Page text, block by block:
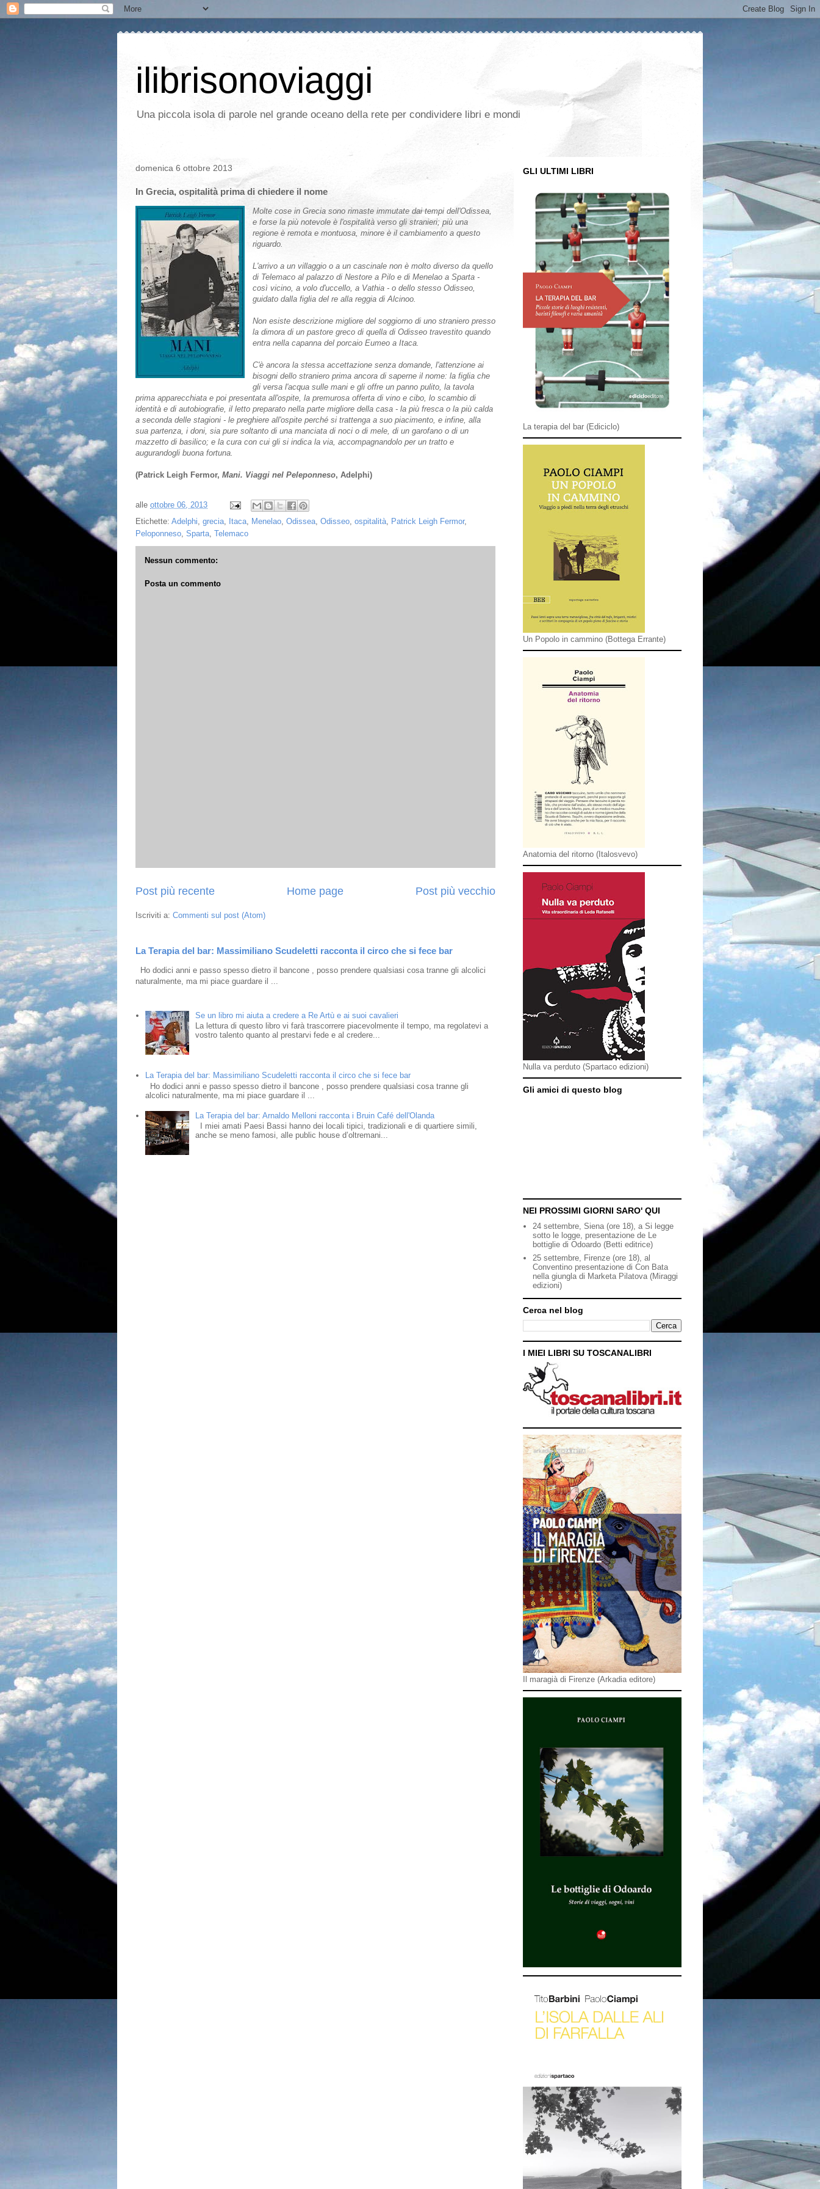
ilibrisonoviaggi
Una piccola isola di parole nel grande oceano della rete per condividere libri e mondi
domenica 6 ottobre 2013
In Grecia, ospitalità prima di chiedere il nome
Molte cose in Grecia sono rimaste immutate dai tempi dell'Odissea,
e forse la più notevole è l'ospitalità verso gli stranieri; più una
regione è remota e montuosa, minore è il cambiamento a questo
riguardo.
L'arrivo a un villaggio o a un cascinale non è molto diverso da quello
di Telemaco al palazzo di Nestore a Pilo e di Menelao a Sparta -
così vicino, a volo d'uccello, a Vathia - o dello stesso Odisseo,
guidato dalla figlia del re alla reggia di Alcinoo.
Non esiste descrizione migliore del soggiorno di uno straniero presso
la dimora di un pastore greco di quella di Odisseo travestito quando
entra nella capanna del porcaio Eumeo a Itaca.
C'è ancora la stessa accettazione senza domande, l'attenzione ai
bisogni dello straniero prima ancora di saperne il nome: la figlia che
gli versa l'acqua sulle mani e gli offre un panno pulito, la tavola
prima apparecchiata e poi presentata all'ospite, la premurosa offerta di vino e cibo, lo scambio di
identità e di autobiografie, il letto preparato nella parte migliore della casa - la più fresca o la più calda
a seconda delle stagioni - le preghiere all'ospite perché si trattenga a suo piacimento, e infine, alla
sua partenza, i doni, sia pure soltanto di una manciata di noci o di mele, di un garofano o di un
mazzetto di basilico; e la cura con cui gli si indica la via, accompagnandolo per un tratto e
augurandogli buona fortuna.
(Patrick Leigh Fermor, Mani. Viaggi nel Peleponneso, Adelphi)
alle ottobre 06, 2013
Etichette: Adelphi, grecia, Itaca, Menelao, Odissea, Odisseo, ospitalità, Patrick Leigh Fermor,
Peloponneso, Sparta, Telemaco
Nessun commento:
Posta un commento
Post più recente Post più vecchio
Home page
Iscriviti a: Commenti sul post (Atom)
La Terapia del bar: Massimiliano Scudeletti racconta il circo che si fece bar
Ho dodici anni e passo spesso dietro il bancone , posso prendere qualsiasi cosa tranne gli alcolici
naturalmente, ma mi piace guardare il ...
Se un libro mi aiuta a credere a Re Artù e ai suoi cavalieri
La lettura di questo libro vi farà trascorrere piacevolmente il tempo, ma regolatevi a
vostro talento quanto al prestarvi fede e al credere...
La Terapia del bar: Massimiliano Scudeletti racconta il circo che si fece bar
Ho dodici anni e passo spesso dietro il bancone , posso prendere qualsiasi cosa tranne gli
alcolici naturalmente, ma mi piace guardare il ...
La Terapia del bar: Arnaldo Melloni racconta i Bruin Café dell'Olanda
I miei amati Paesi Bassi hanno dei locali tipici, tradizionali e di quartiere simili,
anche se meno famosi, alle public house d’oltremani...
GLI ULTIMI LIBRI
La terapia del bar (Ediciclo)
Un Popolo in cammino (Bottega Errante)
Anatomia del ritorno (Italosvevo)
Nulla va perduto (Spartaco edizioni)
Gli amici di questo blog
NEI PROSSIMI GIORNI SARO' QUI
24 settembre, Siena (ore 18), a Si legge
sotto le logge, presentazione de Le
bottiglie di Odoardo (Betti editrice)
25 settembre, Firenze (ore 18), al
Conventino presentazione di Con Bata
nella giungla di Marketa Pilatova (Miraggi
edizioni)
Cerca nel blog
I MIEI LIBRI SU TOSCANALIBRI
Il maragià di Firenze (Arkadia editore)